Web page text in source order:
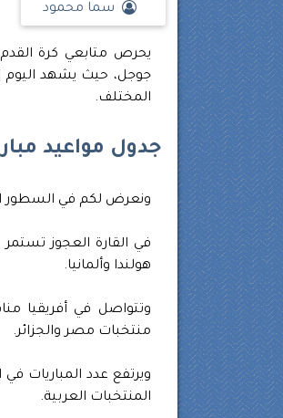
سما محمود
جوجل، حيث يشهد اليوم
المختلف.
جدول مواعيد مباريات اليوم
ونعرض لكم في السطور التالية جدول أبرز
في القارة العجوز تستمر
هولندا وألمانيا.
منتخبات مصر والجزائر.
المنتخبات العربية.